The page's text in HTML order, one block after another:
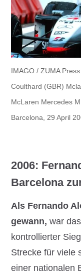
IMAGO / ZUMA
Coulthard (GBR)
McLaren Mercedes
Barcelona, 29 April
2006:
Barcelona
Als Fernando
gewann, war
kontrollierter
Strecke für viele
einer nationalen